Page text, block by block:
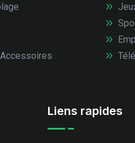
Liens rapides